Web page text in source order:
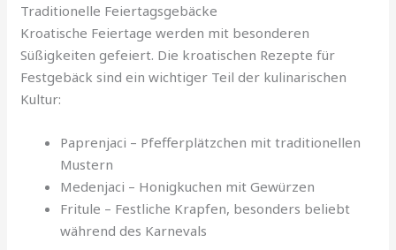
Traditionelle Feiertagsgebäcke
Kroatische Feiertage werden mit besonderen
Süßigkeiten gefeiert. Die kroatischen Rezepte für
Festgebäck sind ein wichtiger Teil der kulinarischen
Kultur:
Paprenjaci – Pfefferplätzchen mit traditionellen
Mustern
Medenjaci – Honigkuchen mit Gewürzen
Fritule – Festliche Krapfen, besonders beliebt
während des Karnevals